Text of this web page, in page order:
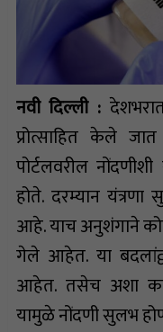
नवी दिल्ली :
प्रोत्साहित केले
पोर्टलवरील
होते. दरम्यान
आहे. याच अनुशंगाने
गेले आहेत. या
आहेत. तसेच अशा
यामुळे नोंदणी सुलभ